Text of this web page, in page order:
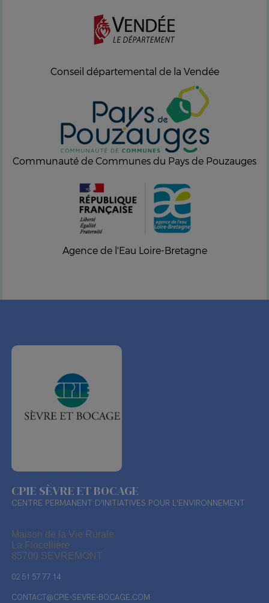
Conseil départemental de la Vendée
Communauté de Communes du Pays de Pouzauges
Agence de l'Eau Loire-Bretagne
CPIE SÈVRE ET BOCAGE
CENTRE PERMANENT D'INITIATIVES POUR L'ENVIRONNEMENT
Maison de la Vie Rurale
La Flocellière
85700 SEVREMONT
02 51 57 77 14
CONTACT@CPIE-SEVRE-BOCAGE.COM